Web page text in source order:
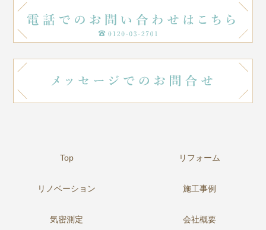
Top リフォーム
リノベーション 施工事例
気密測定 会社概要